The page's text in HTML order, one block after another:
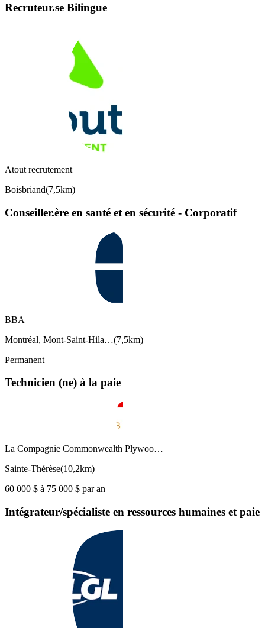
Recruteur.se Bilingue
Atout recrutement
Boisbriand(7,5km)
Conseiller.ère en santé et en sécurité - Corporatif
BBA
Montréal, Mont-Saint-Hila…(7,5km)
Permanent
Technicien (ne) à la paie
La Compagnie Commonwealth Plywoo…
Sainte-Thérèse(10,2km)
60 000 $ à 75 000 $ par an
Intégrateur/spécialiste en ressources humaines et paie